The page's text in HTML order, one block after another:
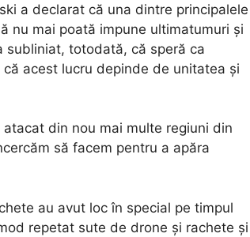
a declarat că una dintre principalele
nu mai poată impune ultimatumuri și
subliniat, totodată, că speră ca
acest lucru depinde de unitatea și
din nou mai multe regiuni din
să facem pentru a apăra
au avut loc în special pe timpul
repetat sute de drone și rachete și